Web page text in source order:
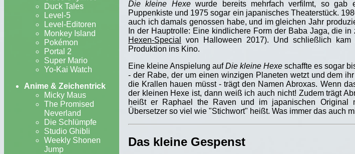
Duck Tales
Level-5
Level-Editoren
Monkey Island
Pokémon
Portal 2
Super Mario
Yo-Kai Watch
Anime & Zeichentrick
Micky Maus
The Promised
Neverland
Die Schlümpfe
Studio Ghibli
Weekly Shonen
Jump
Die kleine Hexewurde bereits mehrfach verfilmt, so gab
Puppenkiste und 1975 sogar ein japanisches Theaterstück.
auch ich damals genossen habe, und im gleichen Jahr
In der Hauptrolle: Eine kindlichere Form der Baba Jaga, die
Hexen-Special
von Halloween 2017). Und schließlich kam
Produktion ins Kino.
Eine kleine Anspielung aufDie kleine Hexe schaffte es sogar
- der Rabe, der um einen winzigen Planeten wetzt und dem
die Krallen hauen müsst - trägt den Namen Abroxas. Wenn
der kleinen Hexe ist, dann weiß ich auch nicht! Zudem trägt
heißt er Raphael the Raven und im japanischen
Übersetzer so viel wie "Stichwort" heißt. Was immer das auch
Das kleine Gespenst